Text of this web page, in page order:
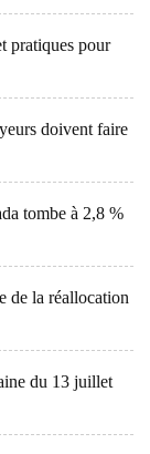
pratiques pour
doivent faire
tombe à 2,8 %
de la réallocation
du 13 juillet